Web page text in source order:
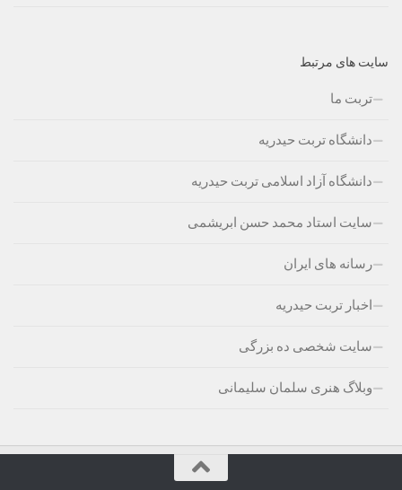
سایت های مرتبط
تربت ما
دانشگاه تربت حیدریه
دانشگاه آزاد اسلامی تربت حیدریه
سایت استاد محمد حسن ابریشمی
رسانه های ایران
اخبار تربت حیدریه
سایت شخصی ده بزرگی
وبلاگ هنری سلمان سلیمانی